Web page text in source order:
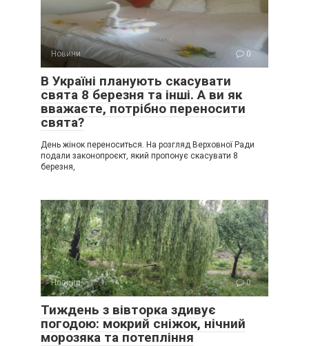
Новини 0
В Україні планують скасувати
свята 8 березня та інші. А ви як
вважаєте, потрібно переносити
свята?
День жінок переноситься. На розгляд Верховної Ради
подали законопроєкт, який пропонує скасувати 8
березня,
Новини 0
Тиждень з вівторка здивує
погодою: мокрий сніжок, нічний
морозяка та потепління